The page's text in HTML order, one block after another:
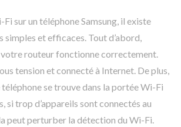
sur un téléphone Samsung, il existe
simples et efficaces. Tout d’abord,
votre routeur fonctionne correctement.
tension et connecté à Internet. De plus,
se trouve dans la portée Wi-Fi
si trop d’appareils sont connectés au
peut perturber la détection du Wi-Fi.